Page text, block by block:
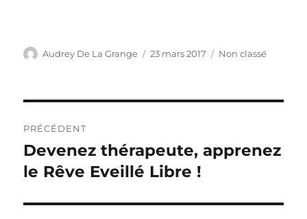
Auteur
Audrey De La Grange
Publié
23 mars 2017 Catégories
Non classé
de
l’article
PRÉCÉDENT
Publication
précédente :
Devenez thérapeute, apprenez
le Rêve Eveillé Libre !